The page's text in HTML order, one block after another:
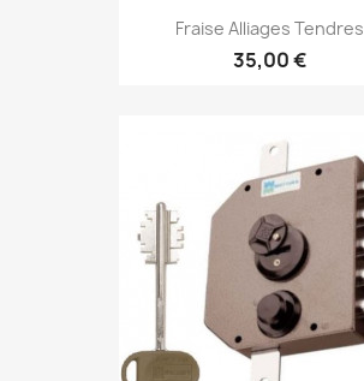
Fraise Alliages Tendres
35,00 €